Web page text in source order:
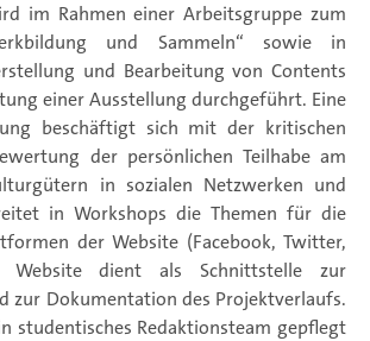
im Rahmen einer Arbeitsgruppe zum
und Sammeln“ sowie in
und Bearbeitung von Contents
einer Ausstellung durchgeführt. Eine
beschäftigt sich mit der kritischen
der persönlichen Teilhabe am
in sozialen Netzwerken und
in Workshops die Themen für die
der Website (Facebook, Twitter,
dient als Schnittstelle zur
zur Dokumentation des Projektverlaufs.
studentisches Redaktionsteam gepflegt